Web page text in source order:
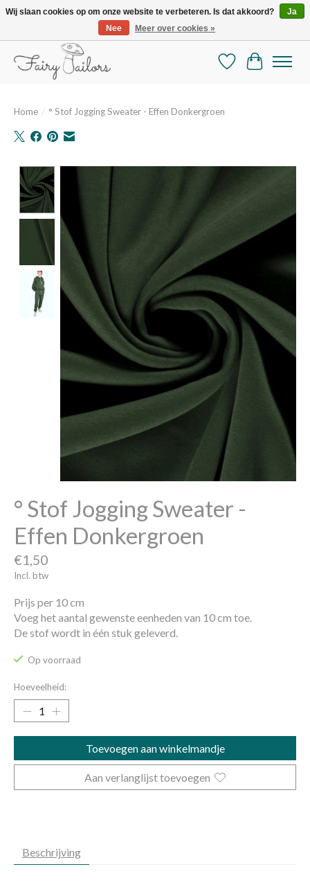
De mooiste online selectie stoffen en mercerie
Verlanglijst
Home / ° Stof Jogging Sweater - Effen Donkergroen
° Stof Jogging Sweater -
Effen Donkergroen
€1,50
Incl. btw
Prijs per 10 cm
Voeg het aantal gewenste eenheden van 10 cm toe.
De stof wordt in één stuk geleverd.
Op voorraad
Hoeveelheid:
Toevoegen aan winkelmandje
Aan verlanglijst toevoegen
Beschrijving
Wij slaan cookies op om onze website te verbeteren. Is dat akkoord?
Ja
Nee
Meer over cookies »